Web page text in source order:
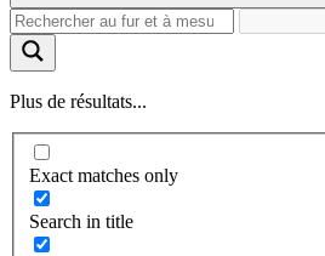
Plus de résultats...
Exact matches only
Search in title